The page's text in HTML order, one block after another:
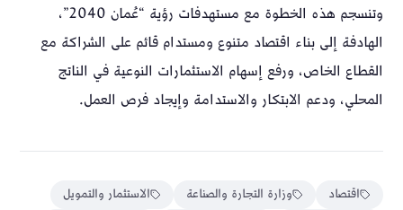
وتنسجم هذه الخطوة مع مستهدفات رؤية “عُمان 2040”،
الهادفة إلى بناء اقتصاد متنوع ومستدام قائم على الشراكة مع
القطاع الخاص، ورفع إسهام الاستثمارات النوعية في الناتج
المحلي، ودعم الابتكار والاستدامة وإيجاد فرص العمل.
اقتصاد وزارة التجارة والصناعة
الاستثمار والتمويل